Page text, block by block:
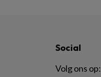
Social
Volg ons op: